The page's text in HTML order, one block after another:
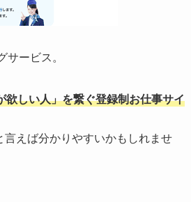
ービス。
欲しい人」を繋ぐ登録制お仕事サイ
言えば分かりやすいかもしれませ